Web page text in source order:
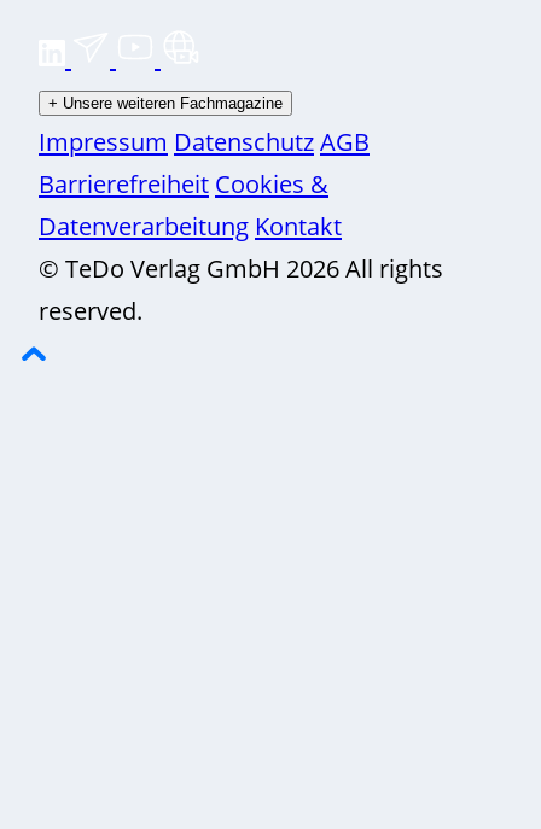
+ Unsere weiteren Fachmagazine
Impressum DatenschutzAGB
Barrierefreiheit Cookies &
Datenverarbeitung Kontakt
© TeDo Verlag GmbH 2026 All rights
reserved.